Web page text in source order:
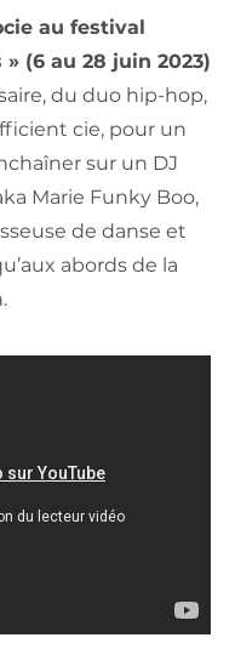
au festival
(6 au 28 juin 2023)
du duo hip-hop,
cie, pour un
sur un DJ
Marie Funky Boo,
de danse et
abords de la